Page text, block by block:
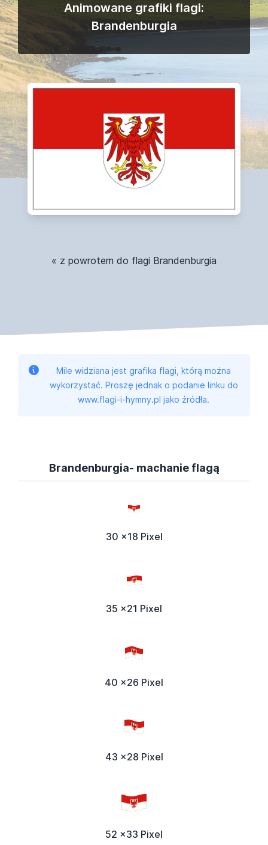
Animowane grafiki flagi:
Brandenburgia
« z powrotem do flagi Brandenburgia
Mile widziana jest grafika flagi, którą można
wykorzystać. Proszę jednak o podanie linku do
www.flagi-i-hymny.pl jako źródła.
Brandenburgia- machanie flagą
30 x18 Pixel
35 x21 Pixel
40 x26 Pixel
43 x28 Pixel
52 x33 Pixel